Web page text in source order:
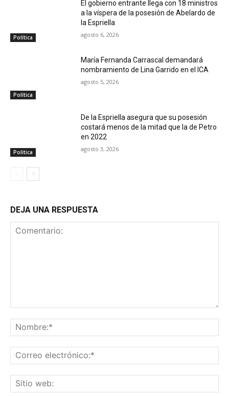
Política
El gobierno entrante llega con 18 ministros
a la víspera de la posesión de Abelardo de
la Espriella
agosto 6, 2026
Política
María Fernanda Carrascal demandará
nombramiento de Lina Garrido en el ICA
agosto 5, 2026
Política
De la Espriella asegura que su posesión
costará menos de la mitad que la de Petro
en 2022
agosto 3, 2026
DEJA UNA RESPUESTA